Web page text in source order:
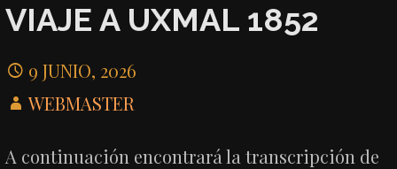
VIAJE A UXMAL 1852
9 JUNIO, 2026
WEBMASTER
A continuación encontrará la transcripción de